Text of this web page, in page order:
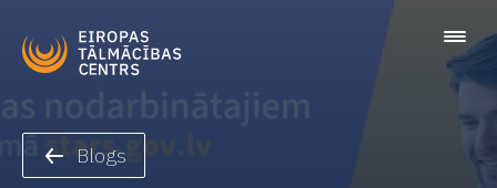
Blogs